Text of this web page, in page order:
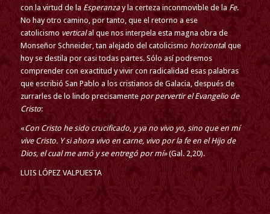
con la virtud de la Esperanzay la certeza inconmovible de la Fe.
No hay otro camino, por tanto, que el retorno a ese
catolicismo verticalal que nos interpela esta magna obra de
Monseñor Schneider, tan alejado del catolicismo horizontal que
hoy se destila por casi todas partes. Sólo así podremos
comprender con exactitud y vivir con radicalidad esas palabras
que escribió San Pablo a los cristianos de Galacia, después de
zurrarles de lo lindo precisamentepor pervertir el Evangelio de
Cristo:
«Con Cristo he sido crucificado, y ya no vivo yo, sino que en mí
vive Cristo. Y si ahora vivo en carne, vivo por la fe en el Hijo de
Dios, el cual me amó y se entregó por mí»(Gal. 2,20).
LUIS LÓPEZ VALPUESTA